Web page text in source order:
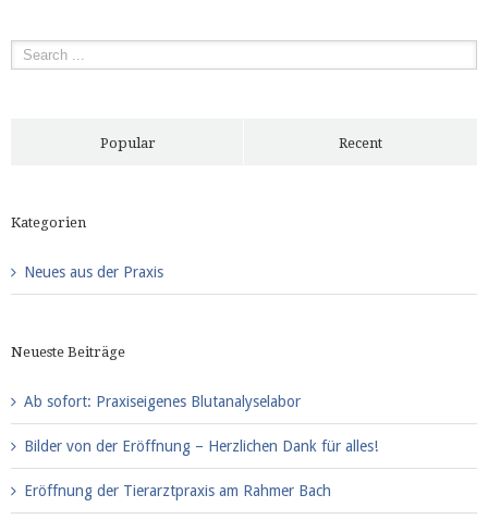
Popular Recent
Kategorien
Neues aus der Praxis
Neueste Beiträge
Ab sofort: Praxiseigenes Blutanalyselabor
Bilder von der Eröffnung – Herzlichen Dank für alles!
Eröffnung der Tierarztpraxis am Rahmer Bach